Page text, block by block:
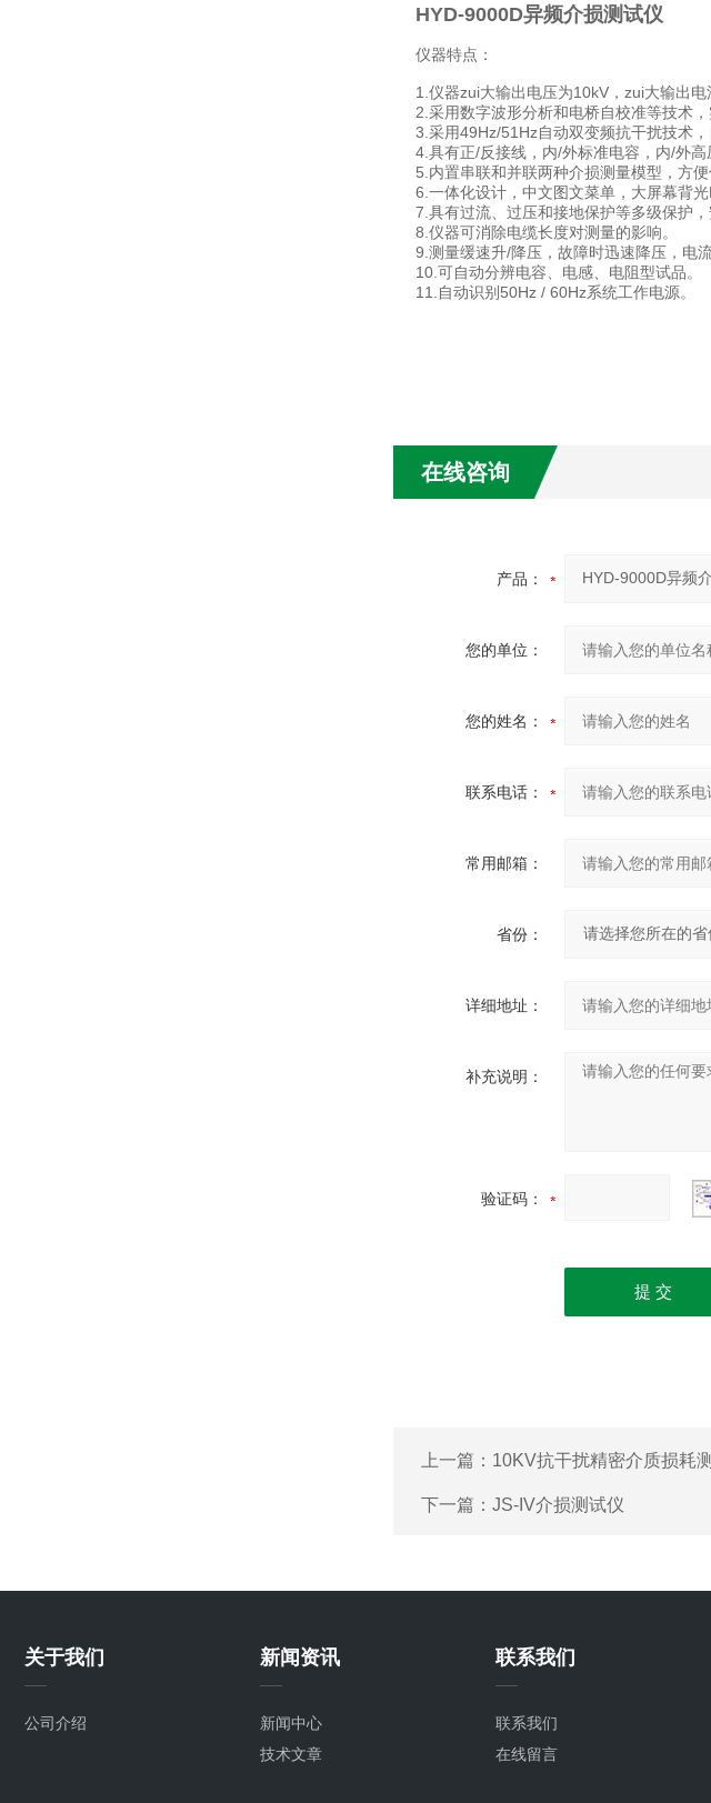
HYD-9000D异频介损测试仪
仪器特点：
1.仪器zui大输出电压为10kV，zui大输出
2.采用数字波形分析和电桥自校准等技术
3.采用49Hz/51Hz自动双变频抗干扰技术
4.具有正/反接线，内/外标准电容，内/外
5.内置串联和并联两种介损测量模型，方便
6.一体化设计，中文图文菜单，大屏幕背光
7.具有过流、过压和接地保护等多级保护
8.仪器可消除电缆长度对测量的影响。
9.测量缓速升/降压，故障时迅速降压，电
10.可自动分辨电容、电感、电阻型试品。
11.自动识别50Hz / 60Hz系统工作电源。
在线咨询
产品：
您的单位：
您的姓名：
联系电话：
常用邮箱：
省份：
详细地址：
补充说明：
验证码：
上一篇： 10KV抗干扰精密介质损耗
下一篇： JS-IV介损测试仪
关于我们
公司介绍
新闻资讯
新闻中心
技术文章
联系我们
联系我们
在线留言